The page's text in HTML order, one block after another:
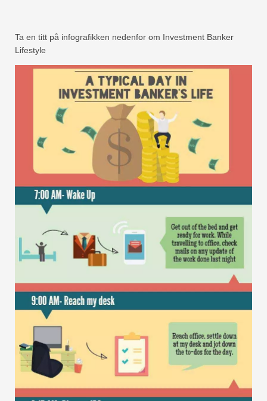
Ta en titt på infografikken nedenfor om Investment Banker
Lifestyle